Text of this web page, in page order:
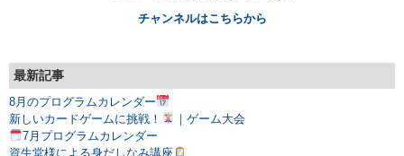
チャンネルはこちらから
最新記事
8月のプログラムカレンダー
新しいカードゲームに挑戦！
｜ゲーム大会
7月プログラムカレンダー
資生堂様による身だしなみ講座